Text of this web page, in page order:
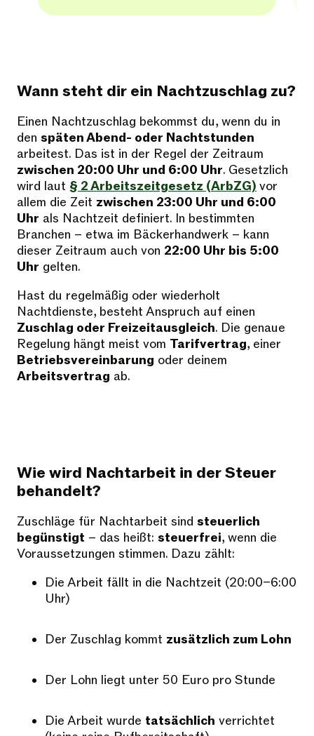
Wann steht dir ein Nachtzuschlag zu?
Einen Nachtzuschlag bekommst du, wenn du in
den späten Abend- oder Nachtstunden
arbeitest. Das ist in der Regel der Zeitraum
zwischen 20:00 Uhr und 6:00 Uhr. Gesetzlich
wird laut § 2 Arbeitszeitgesetz (ArbZG) vor
allem die Zeit zwischen 23:00 Uhr und 6:00
Uhr als Nachtzeit definiert. In bestimmten
Branchen – etwa im Bäckerhandwerk – kann
dieser Zeitraum auch von 22:00 Uhr bis 5:00
Uhr gelten.
Hast du regelmäßig oder wiederholt
Nachtdienste, besteht Anspruch auf einen
Zuschlag oder Freizeitausgleich. Die genaue
Regelung hängt meist vom Tarifvertrag, einer
Betriebsvereinbarung oder deinem
Arbeitsvertrag ab.
Wie wird Nachtarbeit in der Steuer
behandelt?
Zuschläge für Nachtarbeit sind steuerlich
begünstigt – das heißt: steuerfrei, wenn die
Voraussetzungen stimmen. Dazu zählt:
Die Arbeit fällt in die Nachtzeit (20:00–6:00
Uhr)
Der Zuschlag kommt zusätzlich zum Lohn
Der Lohn liegt unter 50 Euro pro Stunde
Die Arbeit wurde tatsächlich verrichtet